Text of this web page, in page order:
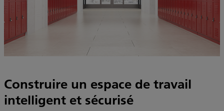
Construire un espace de travail
intelligent et sécurisé